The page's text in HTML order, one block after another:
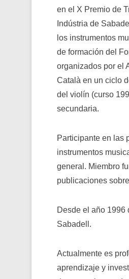
en el X Premio de
Indústria de
los instrumentos
de formación del
organizados por el
Català en un ciclo
del violín (curso
secundaria.
Participante en las
instrumentos
general. Miembro
publicaciones
Desde el año 1996
Sabadell.
Actualmente es
aprendizaje y